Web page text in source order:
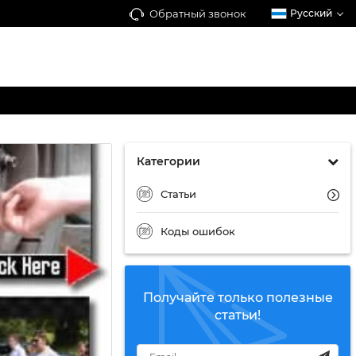
Обратный звонок Русский
Категории
Статьи
Коды ошибок
Получайте только полезные
статьи!